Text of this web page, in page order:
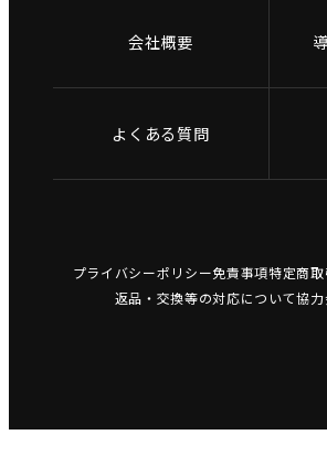
会社概要
よくある質問
プライバシーポリシー免責事項特定商
返品・交換等の対応について協